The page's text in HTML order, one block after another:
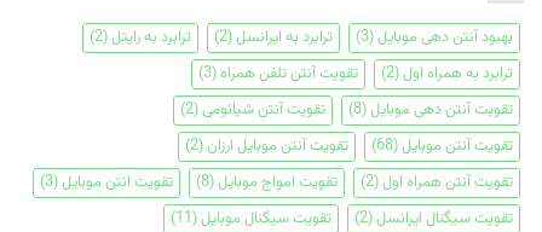
بهبود آنتن دهی موبایل(3) ترابرد به ایرانسل(2) ترابرد به رایتل(2)
ترابرد به همراه اول(2) تقویت آنتن تلفن همراه(3)
تقویت آنتن دهی موبایل(8) تقویت آنتن شیائومی(2)
تقویت آنتن موبایل(68) تقویت آنتن موبایل ارزان(2)
تقویت آنتن همراه اول(2) تقویت امواج موبایل(8) تقویت انتن موبایل(3)
تقویت سیگنال ایرانسل(2) تقویت سیگنال موبایل(11)